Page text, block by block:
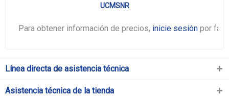
UCMSNR
Para obtener información de precios, inicie sesión por
Línea directa de asistencia técnica
Asistencia técnica de la tienda